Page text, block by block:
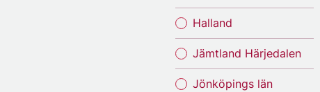
Halland
Jämtland Härjedalen
Jönköpings län